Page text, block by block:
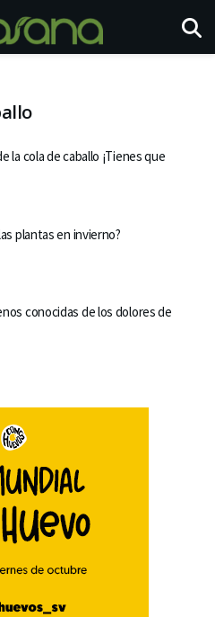
la cola de caballo ¡Tienes que
plantas en invierno?
conocidas de los dolores de